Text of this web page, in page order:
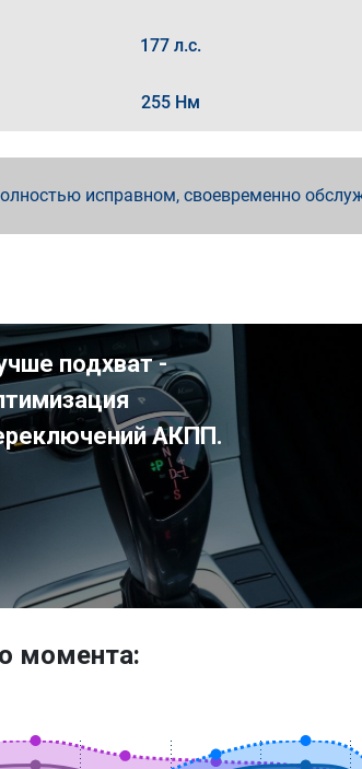
177 л.с.
255 Нм
исправном, своевременно
подхват -
АКПП.
момента: